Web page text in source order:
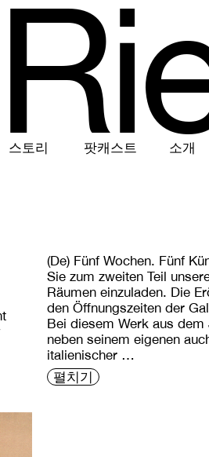
Ri
스토리 팟캐스트 소개
(De) Fünf Wochen. Fünf
Sie zum zweiten Teil
Räumen einzuladen. Die
den Öffnungszeiten der
Bei diesem Werk aus
neben seinem eigenen
italienischer …
펼치기